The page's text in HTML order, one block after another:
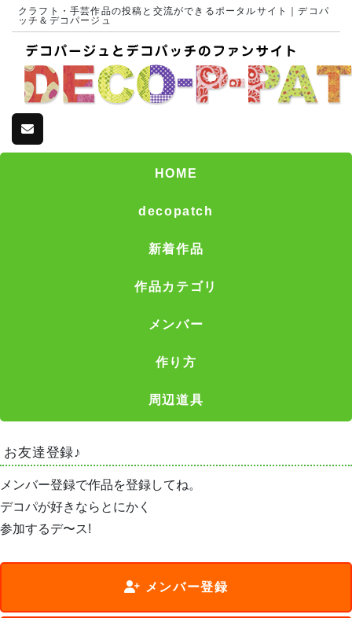
クラフト・手芸作品の投稿と交流ができるポータルサイト｜デコパ
ッチ＆デコパージュ
HOME
decopatch
新着作品
作品カテゴリ
メンバー
作り方
周辺道具
お友達登録♪
メンバー登録で作品を登録してね。
デコパが好きならとにかく
参加するデ〜ス!
メンバー登録